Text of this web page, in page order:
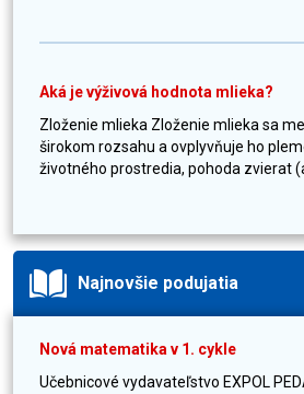
Aká je výživová hodnota mlieka?
Zloženie mlieka Zloženie mlieka sa
širokom rozsahu a ovplyvňuje ho
životného prostredia, pohoda zvierat
Najnovšie podujatia
Nová matematika v 1. cykle
Učebnicové vydavateľstvo EXPOL